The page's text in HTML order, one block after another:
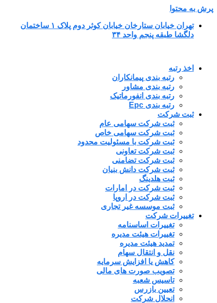
پرش به محتوا
تهران خیابان ستارخان خیابان کوثر دوم پلاک ۱ ساختمان
دلگشا طبقه پنجم واحد ۳۴
اخذ رتبه
رتبه بندی پیمانکاران
رتبه بندی مشاور
رتبه بندی انفورماتیک
رتبه بندی Epc
ثبت شرکت
ثبت شرکت سهامی عام
ثبت شرکت سهامی خاص
ثبت شرکت با مسئولیت محدود
ثبت شرکت تعاونی
ثبت شرکت تضامنی
ثبت شرکت دانش بنیان
ثبت هلدینگ
ثبت شرکت در امارات
ثبت شرکت در اروپا
ثبت موسسه غیر تجاری
تغییرات شرکت
تغییرات اساسنامه
تغییرات هیئت مدیره
تمدید هیئت مدیره
نقل و انتقال سهام
کاهش یا افزایش سرمایه
تصویب صورت های مالی
تاسیس شعبه
تعیین بازرس
انحلال شرکت